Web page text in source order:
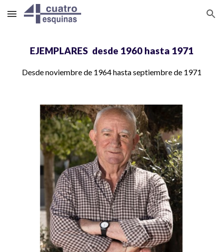
Skip to main content Skip to navigation
EJEMPLARES desde 1960 hasta 1971
Desdenoviembre de 1964hastaseptiembre de 1971